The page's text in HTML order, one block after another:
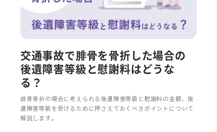
交通事故で腓骨を骨折した場合の
後遺障害等級と慰謝料はどうな
る？
腓骨骨折の場合に考えられる後遺障害等級と慰謝料の金額、後
遺障害等級を受けるために押さえておくべきポイントについて
解説します。